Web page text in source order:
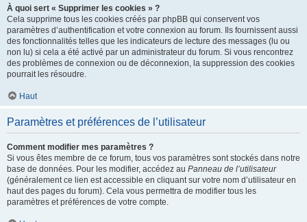
À quoi sert « Supprimer les cookies » ?
Cela supprime tous les cookies créés par phpBB qui conservent vos
paramètres d’authentification et votre connexion au forum. Ils fournissent aussi
des fonctionnalités telles que les indicateurs de lecture des messages (lu ou
non lu) si cela a été activé par un administrateur du forum. Si vous rencontrez
des problèmes de connexion ou de déconnexion, la suppression des cookies
pourrait les résoudre.
Haut
Paramètres et préférences de l’utilisateur
Comment modifier mes paramètres ?
Si vous êtes membre de ce forum, tous vos paramètres sont stockés dans notre
base de données. Pour les modifier, accédez au Panneau de l’utilisateur
(généralement ce lien est accessible en cliquant sur votre nom d’utilisateur en
haut des pages du forum). Cela vous permettra de modifier tous les
paramètres et préférences de votre compte.